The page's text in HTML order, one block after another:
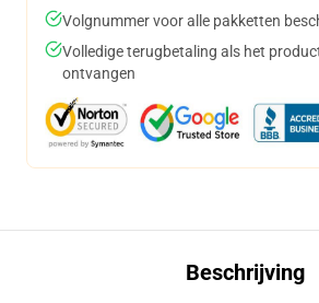
Volgnummer voor alle pakketten
Volledige terugbetaling als het
ontvangen
Beschrijving